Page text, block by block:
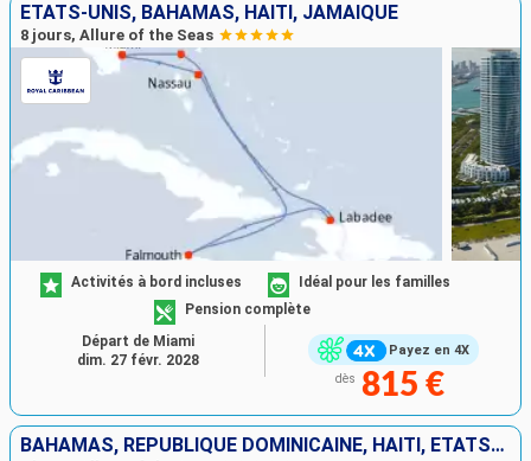
ÉTATS-UNIS, BAHAMAS, HAÏTI, JAMAÏQUE
8 jours, Allure of the Seas
Payez en 4X
Activités à bord incluses
Idéal pour les familles
Pension complète
dès 815 €
Départ de Miami
dim. 27 févr. 2028
BAHAMAS, RÉPUBLIQUE DOMINICAINE, HAÏTI, ÉTATS-UNIS